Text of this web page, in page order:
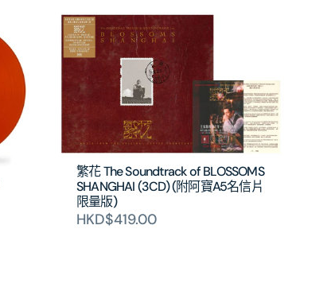
繁花 The Soundtrack of BLOSSOMS
SHANGHAI (3CD) (附阿寶A5名信片
限量版)
HKD$419.00